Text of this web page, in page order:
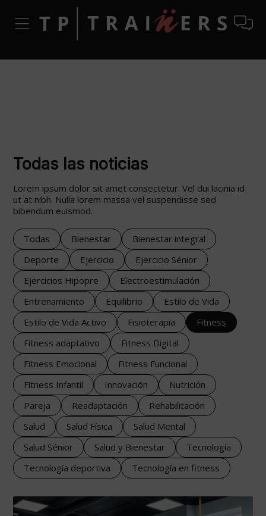
Todas las noticias
Lorem ipsum dolor sit amet consectetur. Vel dui lacinia id
ut at nibh. Nulla lorem massa vel suspendisse sed
bibendum euismod.
Todas Bienestar
Bienestar integral
Deporte
Ejercicio
Ejercicio Sénior
Ejercicios Hipopre
Electroestimulación
Entrenamiento
Equilibrio
Estilo de Vida
Estilo de Vida Activo
Fisioterapia
Fitness
Fitness adaptativo
Fitness Digital
Fitness Emocional
Fitness Funcional
Fitness Infantil
Innovación
Nutrición
Pareja
Readaptación
Rehabilitación
Salud
Salud Física
Salud Mental
Salud Sénior
Salud y Bienestar
Tecnología
Tecnología deportiva
Tecnología en fitness